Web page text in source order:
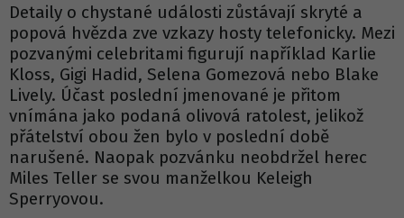
Detaily o chystané události zůstávají skryté a
popová hvězda zve vzkazy hosty telefonicky. Mezi
pozvanými celebritami figurují například Karlie
Kloss, Gigi Hadid, Selena Gomezová nebo Blake
Lively. Účast poslední jmenované je přitom
vnímána jako podaná olivová ratolest, jelikož
přátelství obou žen bylo v poslední době
narušené. Naopak pozvánku neobdržel herec
Miles Teller se svou manželkou Keleigh
Sperryovou.